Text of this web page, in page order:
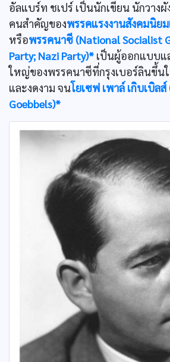
อัลแบร์ท ชเปร์ เป็นนักเขียน นักวางผั
คนสำคัญของพรรคแรงงานสังคมนิย
หรือพรรคนาซี (National Socialist
Party; Nazi Party)* เป็นผู้ออกแบบแ
ใหญ่ของพรรคนาซีที่กรุงเบอร์ลินขึ้น
และงดงาม จนโยเซฟ เพาล์ เกิบเบิลส์
Goebbels)*